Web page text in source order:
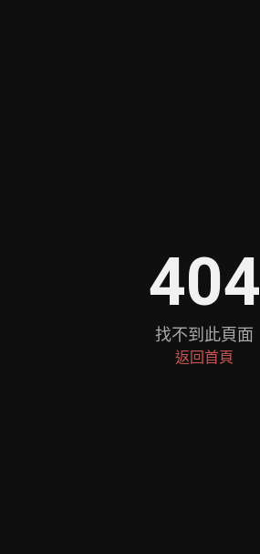
404
找不到此頁面
返回首頁